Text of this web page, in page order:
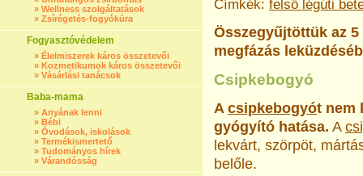
» Wellness szolgáltatások
» Zsírégetés-fogyókúra
Fogyasztóvédelem
» Élelmiszerek káros összetevői
» Kozmetikumok káros összetevői
» Vásárlási tanácsok
Baba-mama
» Anyának lenni
» Bébi
» Óvodások, iskolások
» Termékismertető
» Tudományos hírek
» Várandósság
Címkék: felső légúti
Összegyűjtöttük az
megfázás
Csipkebogyó
A csipkebogyót nem
gyógyító hatása. A
lekvárt, szörpöt,
belőle.